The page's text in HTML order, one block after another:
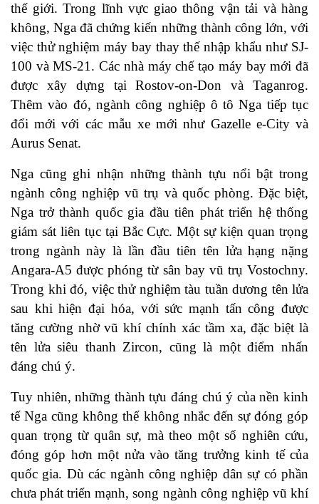
thế giới. Trong lĩnh vực giao thông vận tải và hàng
không, Nga đã chứng kiến những thành công lớn, với
việc thử nghiệm máy bay thay thế nhập khẩu như SJ-
100 và MS-21. Các nhà máy chế tạo máy bay mới đã
được xây dựng tại Rostov-on-Don và Taganrog.
Thêm vào đó, ngành công nghiệp ô tô Nga tiếp tục
đổi mới với các mẫu xe mới như Gazelle e-City và
Aurus Senat.
Nga cũng ghi nhận những thành tựu nổi bật trong
ngành công nghiệp vũ trụ và quốc phòng. Đặc biệt,
Nga trở thành quốc gia đầu tiên phát triển hệ thống
giám sát liên tục tại Bắc Cực. Một sự kiện quan trọng
trong ngành này là lần đầu tiên tên lửa hạng nặng
Angara-A5 được phóng từ sân bay vũ trụ Vostochny.
Trong khi đó, việc thử nghiệm tàu tuần dương tên lửa
sau khi hiện đại hóa, với sức mạnh tấn công được
tăng cường nhờ vũ khí chính xác tầm xa, đặc biệt là
tên lửa siêu thanh Zircon, cũng là một điểm nhấn
đáng chú ý.
Tuy nhiên, những thành tựu đáng chú ý của nền kinh
tế Nga cũng không thể không nhắc đến sự đóng góp
quan trọng từ quân sự, mà theo một số nghiên cứu,
đóng góp hơn một nửa vào tăng trưởng kinh tế của
quốc gia. Dù các ngành công nghiệp dân sự có phần
chưa phát triển mạnh, song ngành công nghiệp vũ khí